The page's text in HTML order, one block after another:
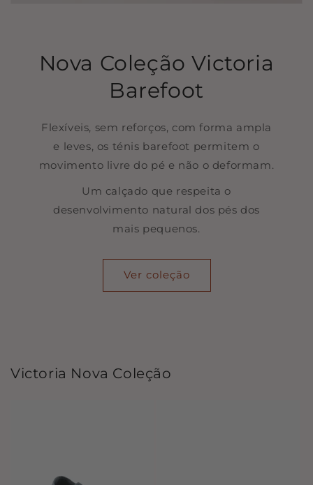
Nova Coleção Victoria
Barefoot
Flexíveis, sem reforços, com forma ampla
e leves, os ténis barefoot permitem o
movimento livre do pé e não o deformam.
Um calçado que respeita o
desenvolvimento natural dos pés dos
mais pequenos.
Ver coleção
Victoria Nova Coleção